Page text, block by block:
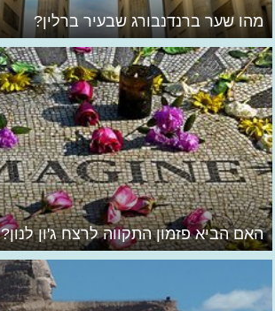
מהו שער ברנדנבורג שבעיר ברלין?
האם הביא פזמון התקווה לרצח ג'ון לנון?